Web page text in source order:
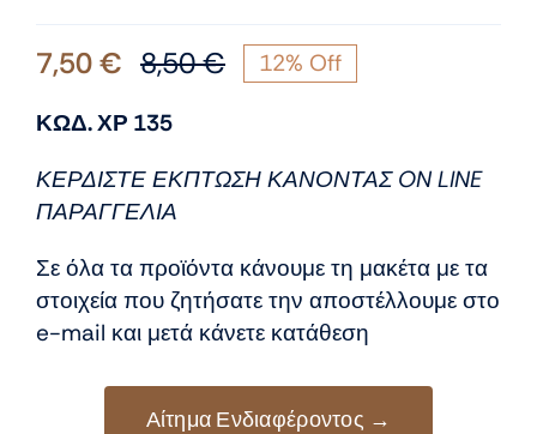
8,50€Original
8,50 €.
7,50€
Η
είναι:
12% Off
ΚΩΔ. ΧΡ 135
ΚΕΡΔΙΣΤΕ ΕΚΠΤΩΣΗ ΚΑΝΟΝΤΑΣ ON LINE
ΠΑΡΑΓΓΕΛΙΑ
Σε όλα τα προϊόντα κάνουμε τη μακέτα με τα
στοιχεία που ζητήσατε την αποστέλλουμε στο
e-mail και μετά κάνετε κατάθεση
Αίτημα Ενδιαφέροντος →